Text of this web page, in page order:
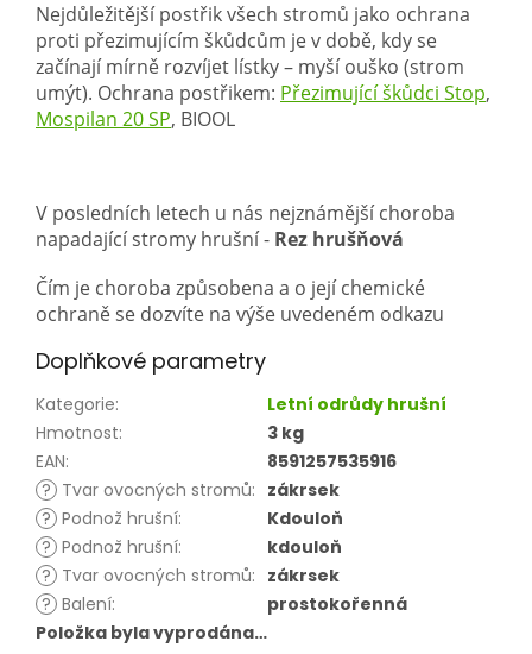
Nejdůležitější postřik všech stromů jako ochrana
proti přezimujícím škůdcům je v době, kdy se
začínají mírně rozvíjet lístky – myší ouško (strom
umýt). Ochrana postřikem: Přezimující škůdci Stop,
Mospilan 20 SP, BIOOL
V posledních letech u nás nejznámější choroba
napadající stromy hrušní - Rez hrušňová
Čím je choroba způsobena a o její chemické
ochraně se dozvíte na výše uvedeném odkazu
Doplňkové parametry
Kategorie:
Letní odrůdy hrušní
Hmotnost:
3 kg
EAN:
8591257535916
? Tvar ovocných stromů: zákrsek
? Podnož hrušní:
Kdouloň
? Podnož hrušní:
kdouloň
? Tvar ovocných stromů: zákrsek
? Balení:
prostokořenná
Položka byla vyprodána…